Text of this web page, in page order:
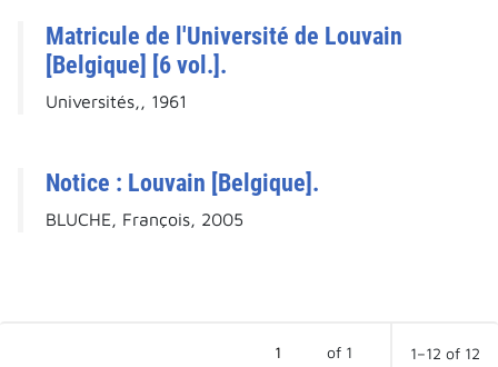
Matricule de l'Université de Louvain
[Belgique] [6 vol.].
Universités,, 1961
Notice : Louvain [Belgique].
BLUCHE, François, 2005
of 1 1–12 of 12